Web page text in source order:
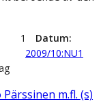
1
Datum
2009/10:NU1
m.fl. (s)